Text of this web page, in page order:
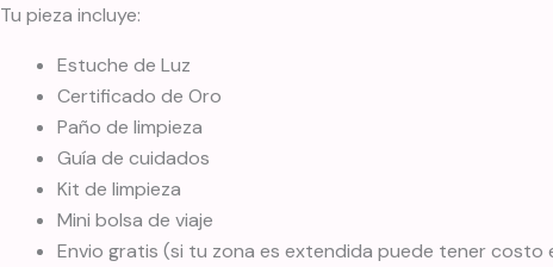
Tu pieza incluye:
Estuche de Luz
Certificado de Oro
Paño de limpieza
Guía de cuidados
Kit de limpieza
Mini bolsa de viaje
Envio gratis (si tu zona es extendida puede tener costo